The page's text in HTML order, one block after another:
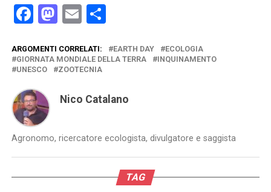
Facebook
Mastodon
EmailCondividi
ARGOMENTI CORRELATI: EARTH DAY
ECOLOGIA
GIORNATA MONDIALE DELLA TERRA
INQUINAMENTO
UNESCO
ZOOTECNIA
Nico Catalano
Agronomo, ricercatore ecologista, divulgatore e saggista
TAG